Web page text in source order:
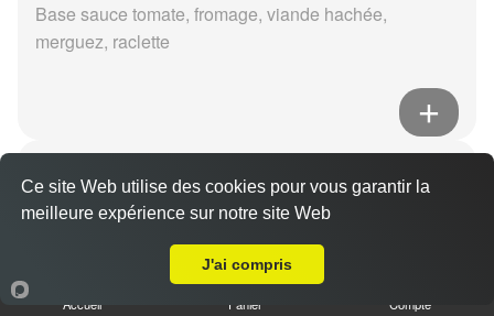
Base sauce tomate, fromage, viande hachée,
merguez, raclette
Dès10.00 €
Base sauce tomate, fromage, viande hachée, boursin,
Accueil Panier Compte
Ce site Web utilise des cookies pour vous garantir la
meilleure expérience sur notre site Web
J'ai compris